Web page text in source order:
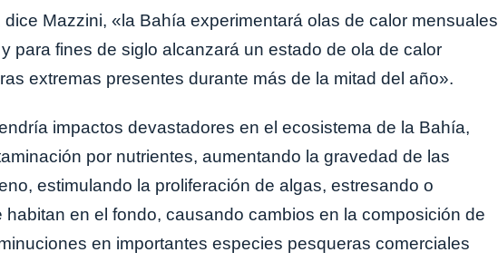
Mazzini, «la Bahía experimentará olas de calor mensuales
para fines de siglo alcanzará un estado de ola de calor
extremas presentes durante más de la mitad del año».
impactos devastadores en el ecosistema de la Bahía,
por nutrientes, aumentando la gravedad de las
estimulando la proliferación de algas, estresando o
en el fondo, causando cambios en la composición de
en importantes especies pesqueras comerciales